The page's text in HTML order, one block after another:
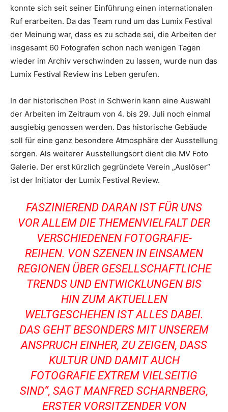
konnte sich seit seiner Einführung einen internationalen
Ruf erarbeiten. Da das Team rund um das Lumix Festival
der Meinung war, dass es zu schade sei, die Arbeiten der
insgesamt 60 Fotografen schon nach wenigen Tagen
wieder im Archiv verschwinden zu lassen, wurde nun das
Lumix Festival Review ins Leben gerufen.
In der historischen Post in Schwerin kann eine Auswahl
der Arbeiten im Zeitraum von 4. bis 29. Juli noch einmal
ausgiebig genossen werden. Das historische Gebäude
soll für eine ganz besondere Atmosphäre der Ausstellung
sorgen. Als weiterer Ausstellungsort dient die MV Foto
Galerie. Der erst kürzlich gegründete Verein „Auslöser“
ist der Initiator der Lumix Festival Review.
FASZINIEREND DARAN IST FÜR UNS
VOR ALLEM DIE THEMENVIELFALT DER
VERSCHIEDENEN FOTOGRAFIE-
REIHEN. VON SZENEN IN EINSAMEN
REGIONEN ÜBER GESELLSCHAFTLICHE
TRENDS UND ENTWICKLUNGEN BIS
HIN ZUM AKTUELLEN
WELTGESCHEHEN IST ALLES DABEI.
DAS GEHT BESONDERS MIT UNSEREM
ANSPRUCH EINHER, ZU ZEIGEN, DASS
KULTUR UND DAMIT AUCH
FOTOGRAFIE EXTREM VIELSEITIG
SIND“, SAGT MANFRED SCHARNBERG,
ERSTER VORSITZENDER VON